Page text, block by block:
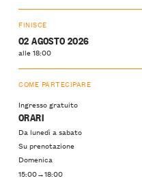
FINISCE
02 AGOSTO 2026
alle 18:00
COME PARTECIPARE
Ingresso gratuito
ORARI
Da lunedì a sabato
Su prenotazione
Domenica
15:00→18:00